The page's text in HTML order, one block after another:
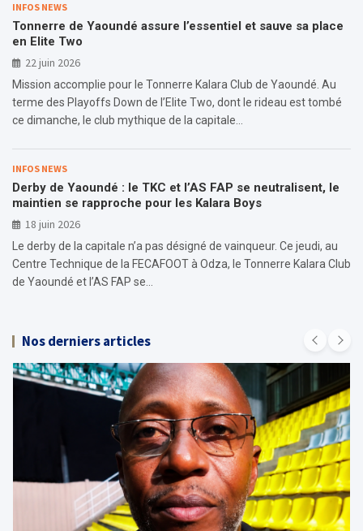
INFOS NEWS
Tonnerre de Yaoundé assure l’essentiel et sauve sa place
en Elite Two
22 juin 2026
Mission accomplie pour le Tonnerre Kalara Club de Yaoundé. Au
terme des Playoffs Down de l’Elite Two, dont le rideau est tombé
ce dimanche, le club mythique de la capitale…
INFOS NEWS
Derby de Yaoundé : le TKC et l’AS FAP se neutralisent, le
maintien se rapproche pour les Kalara Boys
18 juin 2026
Le derby de la capitale n’a pas désigné de vainqueur. Ce jeudi, au
Centre Technique de la FECAFOOT à Odza, le Tonnerre Kalara Club
de Yaoundé et l’AS FAP se…
Nos derniers articles